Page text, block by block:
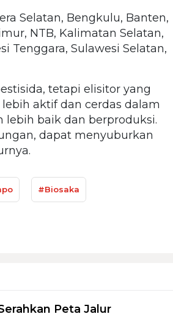
Selatan, Bengkulu, Banten,
NTB, Kalimatan Selatan,
Tenggara, Sulawesi Selatan,
tetapi elisitor yang
aktif dan cerdas dalam
lebih baik dan berproduksi.
dapat menyuburkan
#Biosaka
Peta Jalur